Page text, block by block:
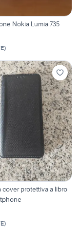
Nokia Lumia 735
)
cover protettiva a libro
)